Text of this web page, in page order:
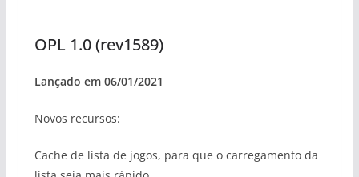
OPL 1.0 (rev1589)
Lançado em 06/01/2021
Novos recursos:
Cache de lista de jogos, para que o carregamento da